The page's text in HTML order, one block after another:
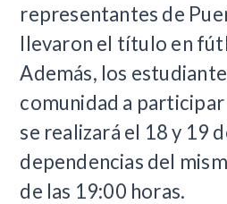
representantes de
llevaron el título en
Además, los
comunidad a participar
se realizará el 18 y 19
dependencias del
de las 19:00 horas.